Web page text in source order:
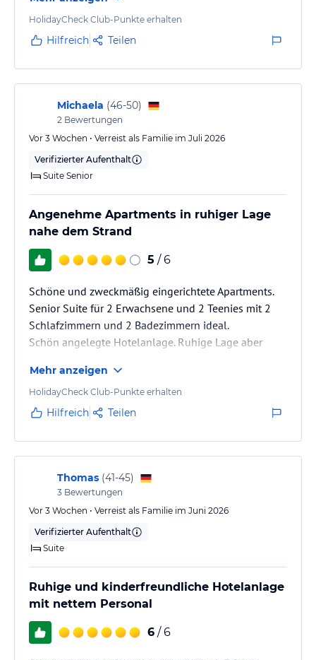
HolidayCheck Club-Punkte erhalten
Hilfreich Teilen
Michaela (46-50)
2 Bewertungen
Vor 3 Wochen • Verreist als Familie im Juli 2026
Verifizierter Aufenthalt
Suite Senior
Angenehme Apartments in ruhiger Lage
nahe dem Strand
5 / 6
Schöne und zweckmäßig eingerichtete Apartments.
Senior Suite für 2 Erwachsene und 2 Teenies mit 2
Schlafzimmern und 2 Badezimmern ideal.
Schön angelegte Hotelanlage. Ruhige Lage aber
Mehr anzeigen
HolidayCheck Club-Punkte erhalten
Hilfreich Teilen
Thomas (41-45)
3 Bewertungen
Vor 3 Wochen • Verreist als Familie im Juni 2026
Verifizierter Aufenthalt
Suite
Ruhige und kinderfreundliche Hotelanlage
mit nettem Personal
6 / 6